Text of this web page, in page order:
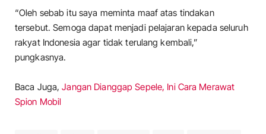
“Oleh sebab itu saya meminta maaf atas tindakan
tersebut. Semoga dapat menjadi pelajaran kepada seluruh
rakyat Indonesia agar tidak terulang kembali,”
pungkasnya.
Baca Juga,Jangan Dianggap Sepele, Ini Cara Merawat
Spion Mobil